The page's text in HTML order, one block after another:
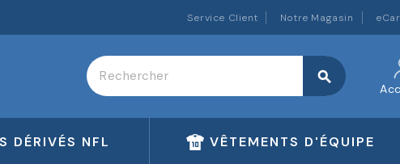
Service Client Notre Magasin
search
DÉRIVÉS NFL VÊTEMENTS D'ÉQUIPE